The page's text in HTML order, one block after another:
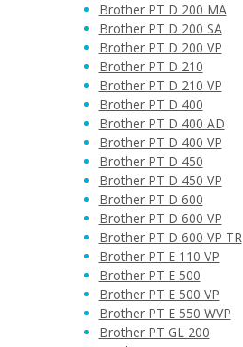
Brother PT D 200 MA
Brother PT D 200 SA
Brother PT D 200 VP
Brother PT D 210
Brother PT D 210 VP
Brother PT D 400
Brother PT D 400 AD
Brother PT D 400 VP
Brother PT D 450
Brother PT D 450 VP
Brother PT D 600
Brother PT D 600 VP
Brother PT D 600 VP TR
Brother PT E 110 VP
Brother PT E 500
Brother PT E 500 VP
Brother PT E 550 WVP
Brother PT GL 200